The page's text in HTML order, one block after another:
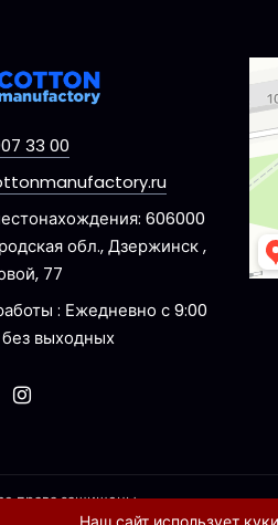
33 00
606000
обл., Дзержинск ,
77
: Ежедневно с 9:00
без выходных
права защищены